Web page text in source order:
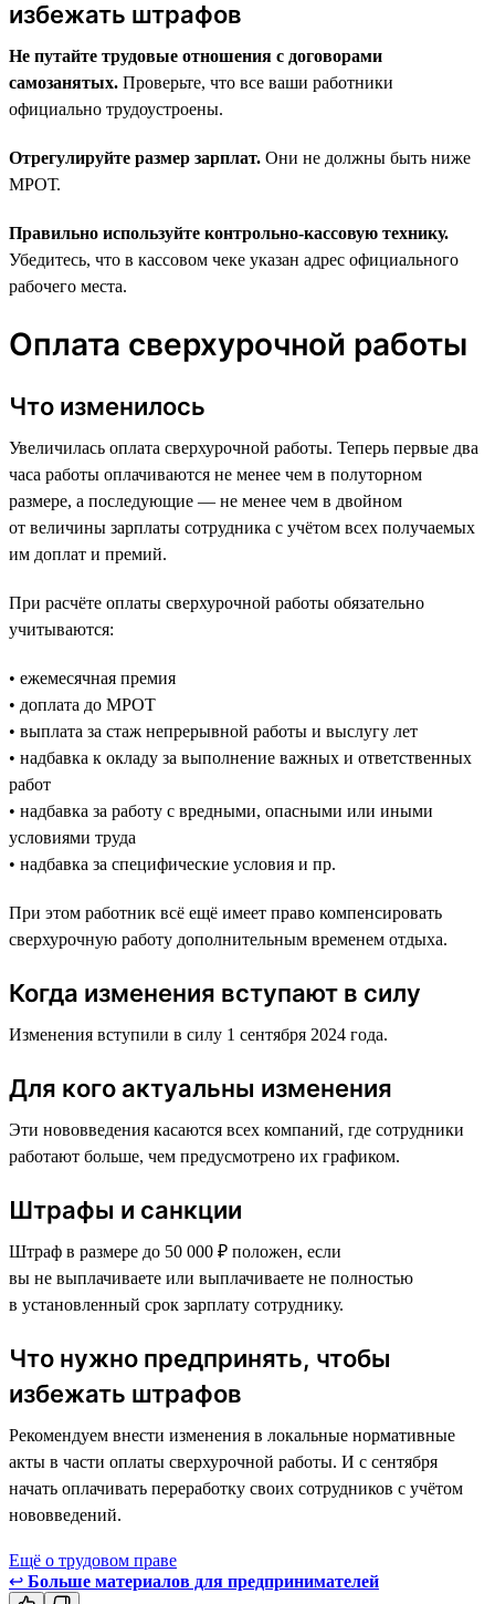
избежать штрафов
Не путайте трудовые отношения с договорами
самозанятых. Проверьте, что все ваши работники
официально трудоустроены.
Отрегулируйте размер зарплат. Они не должны быть ниже
МРОТ.
Правильно используйте контрольно-кассовую технику.
Убедитесь, что в кассовом чеке указан адрес официального
рабочего места.
Оплата сверхурочной работы
Что изменилось
Увеличилась оплата сверхурочной работы. Теперь первые два
часа работы оплачиваются не менее чем в полуторном
размере, а последующие — не менее чем в двойном
от величины зарплаты сотрудника с учётом всех получаемых
им доплат и премий.
При расчёте оплаты сверхурочной работы обязательно
учитываются:
• ежемесячная премия
• доплата до МРОТ
• выплата за стаж непрерывной работы и выслугу лет
• надбавка к окладу за выполнение важных и ответственных
работ
• надбавка за работу с вредными, опасными или иными
условиями труда
• надбавка за специфические условия и пр.
При этом работник всё ещё имеет право компенсировать
сверхурочную работу дополнительным временем отдыха.
Когда изменения вступают в силу
Изменения вступили в силу 1 сентября 2024 года.
Для кого актуальны изменения
Эти нововведения касаются всех компаний, где сотрудники
работают больше, чем предусмотрено их графиком.
Штрафы и санкции
Штраф в размере до 50 000 ₽ положен, если
вы не выплачиваете или выплачиваете не полностью
в установленный срок зарплату сотруднику.
Что нужно предпринять, чтобы
избежать штрафов
Рекомендуем внести изменения в локальные нормативные
акты в части оплаты сверхурочной работы. И с сентября
начать оплачивать переработку своих сотрудников с учётом
нововведений.
Ещё о трудовом праве
↩ Больше материалов для предпринимателей